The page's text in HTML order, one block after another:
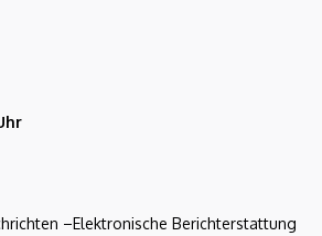
–Elektronische Berichterstattung